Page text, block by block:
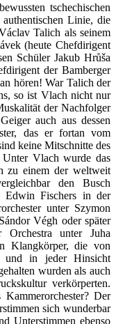
tschechischen
Linie, die
Talich als seinem
(heute Chefdirigent
Schüler Jakub Hrůša
der Bamberger
hören! War Talich der
so ist Vlach nicht nur
der Nachfolger
auch aus dessen
das er fortan vom
keine Mitschnitte des
Unter Vlach wurde das
zu einem der weltweit
den Busch
Edwin Fischers in der
unter Szymon
Végh oder später
Orchestra unter Juha
Klangkörper, die von
und in jeder Hinsicht
wurden als auch
verkörperten.
Der
sich wunderbar
Unterstimmen ebenso